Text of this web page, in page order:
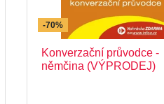
-70%
Konverzační průvodce -
němčina (VÝPRODEJ)